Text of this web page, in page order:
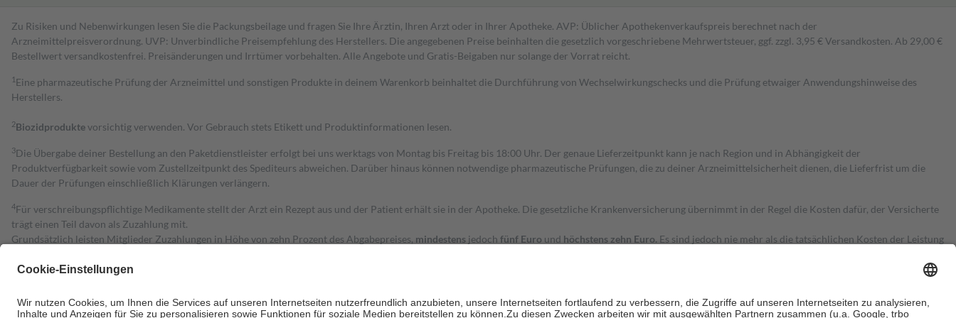
Zu Risiken und Nebenwirkungen lesen Sie die Packungsbeilage und fragen Sie Ihre Ärztin, Ihren Arzt oder in Ihrer Apotheke. AVP: Üblicher Apothekenverkaufspreis berechnet nach der
Arzneimittelpreisverordnung. UVP: Unverbindliche Preisempfehlung des Herstellers. Die angegebenen Preise beinhalten die gesetzlich vorgeschriebene Mehrwertsteuer, ggf. zzgl. 3,95 € Versandkosten. Ab 29,00 €
Bestell­wert versand­kosten­frei. Preisänderungen und Irrtümer vorbehalten. Alle Angebote und Gratis-Beigaben nur solange der Vorrat reicht.
1 Eine pharmazeutische Prüfung der Arzneimittel und sonstigen Produkte in deinem Warenkorb beinhaltet die Durchführung von Wechselwirkungschecks und die Prüfung etwaiger Anwendungshinweise des
Herstellers.
2Biozidproduktevorsichtig verwenden. Vor Gebrauch stets Etikett und Produktinformationen lesen.
3Die Übergabe deiner Bestellung an den Paketdienstleister erfolgt bei uns werktags von Montag bis Freitag bis 18:00 Uhr. Der genaue Lieferzeitpunkt kann je nach Region und in Abhängigkeit der
Produktverfügbarkeit sowie vom Zustellzeitpunkt des Spediteurs abweichen. Darüber hinaus können notwendige pharmazeutische Prüfungen, die zu deiner Arzneimittelsicherheit dienen, die Lieferfrist um die
Dauer der Prüfungen einschließlich Klärungen verlängern.
4Für verschreibungspflichtige Medikamente stellt der Arzt ein Rezept aus und der Patient erhält sie in der Apotheke. Die gesetzliche Krankenversicherung übernimmt in der Regel die Kosten dafür, der Versicherte
trägt einen Teil davon als Zuzahlung mit.
Grundsätzlich leisten Mitglieder Zuzahlungen in Höhe von zehn Prozent des Abgabepreises, mindestens jedoch fünf Euro und höchstens zehn Euro. Es sind jedoch nie mehr als die tatsächlichen Kosten der Leistung
Diese Regeln gelten grundsätzlich auch für Online-Apotheken.
Um das Engagement der Versicherten für ihre eigene Gesundheit zu stärken und die besondere Stellung der Familie zu unterstützen, fallenkeine Zuzahlungen an bei:
• Kindern und Jugendlichen bis zum vollendeten 18. Lebensjahr mit Ausnahme der Fahrkosten